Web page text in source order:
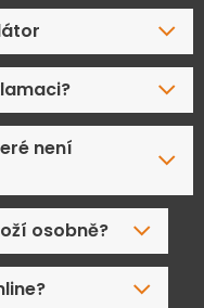
není
osobně?